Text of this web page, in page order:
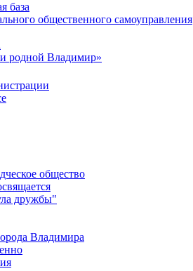
база
общественного самоуправления
родной Владимир»
общество
дружбы"
Владимира